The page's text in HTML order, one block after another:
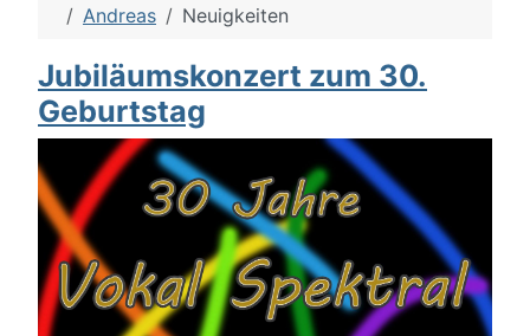
Andreas
Neuigkeiten
Jubiläumskonzert zum 30.
Geburtstag